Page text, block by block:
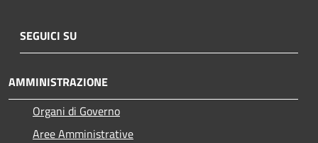
SEGUICI SU
AMMINISTRAZIONE
Organi di Governo
Aree Amministrative